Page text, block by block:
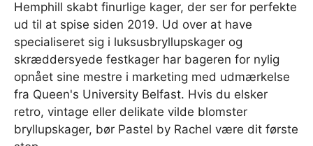
Hemphill skabt finurlige kager, der ser for perfekte
ud til at spise siden 2019. Ud over at have
specialiseret sig i luksusbryllupskager og
skræddersyede festkager har bageren for nylig
opnået sine mestre i marketing med udmærkelse
fra Queen's University Belfast. Hvis du elsker
retro, vintage eller delikate vilde blomster
bryllupskager, bør Pastel by Rachel være dit første